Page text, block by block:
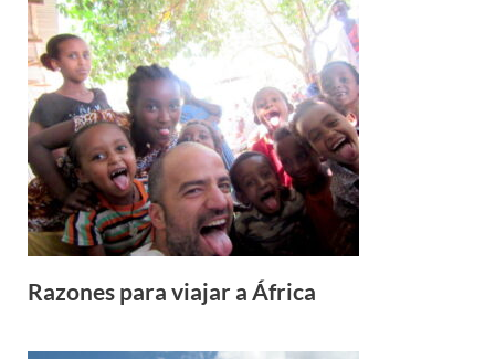
Razones para viajar a África